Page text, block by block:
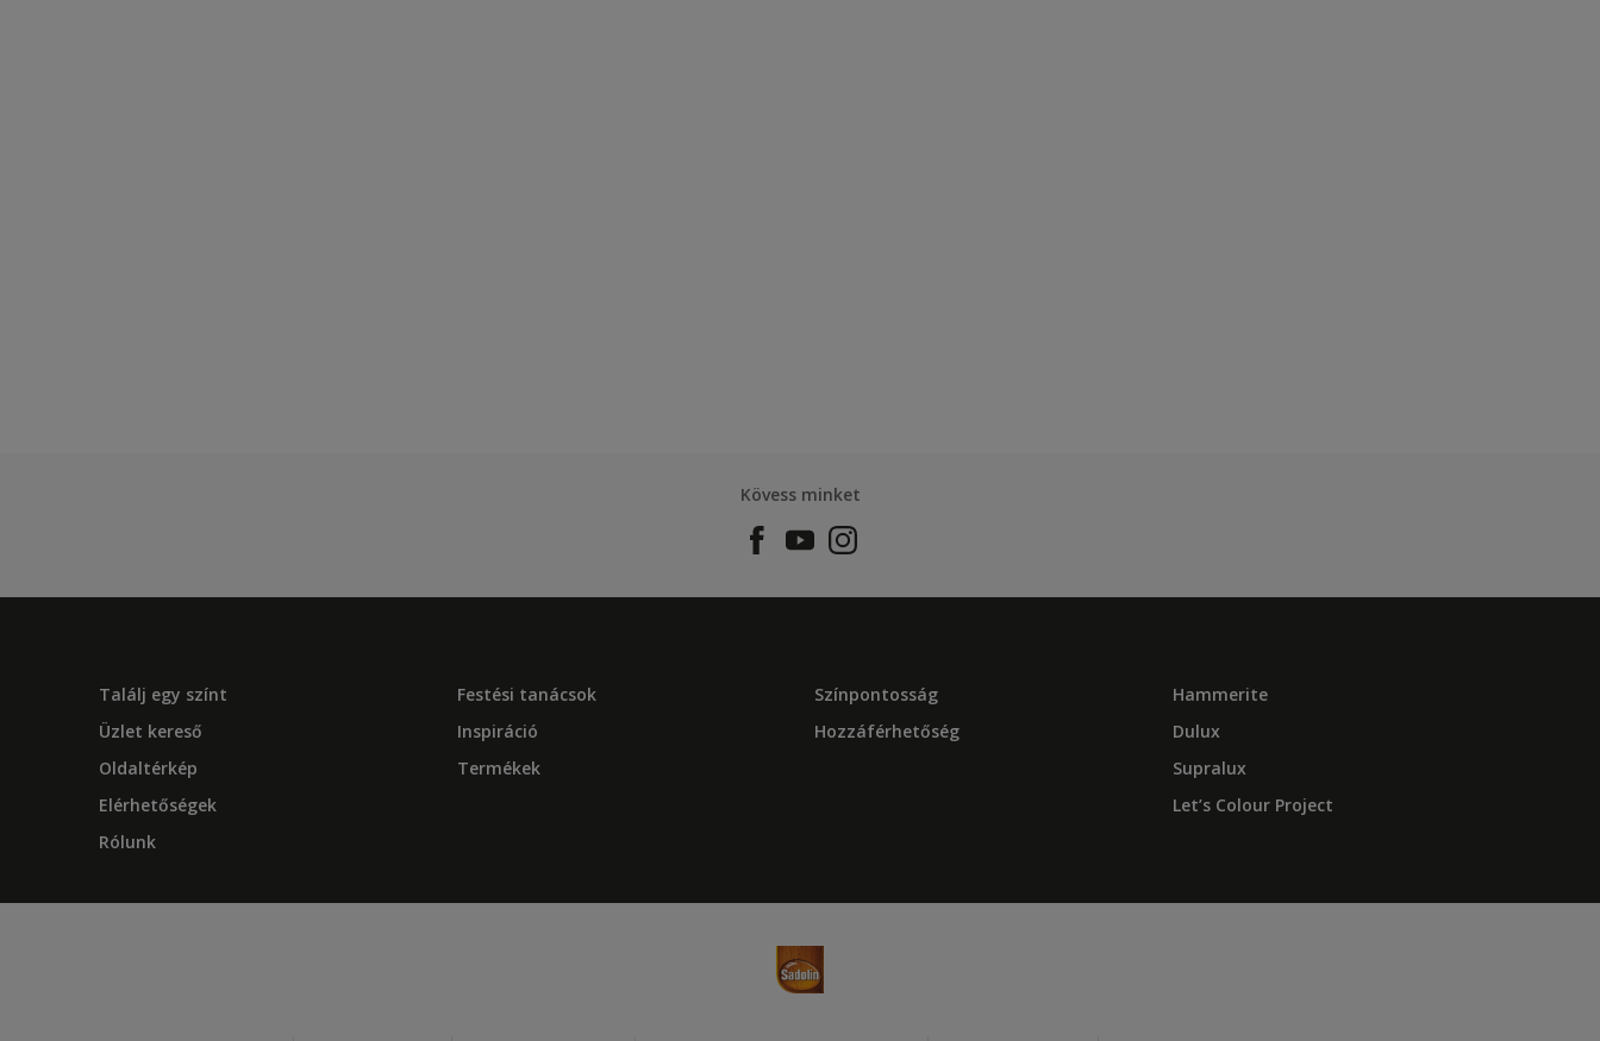
Kövess minket
Találj egy színt
Üzlet kereső
Oldaltérkép
Elérhetőségek
Rólunk
Festési tanácsok
Inspiráció
Termékek
Színpontosság
Hozzáférhetőség
Hammerite
Dulux
Supralux
Let’s Colour Project